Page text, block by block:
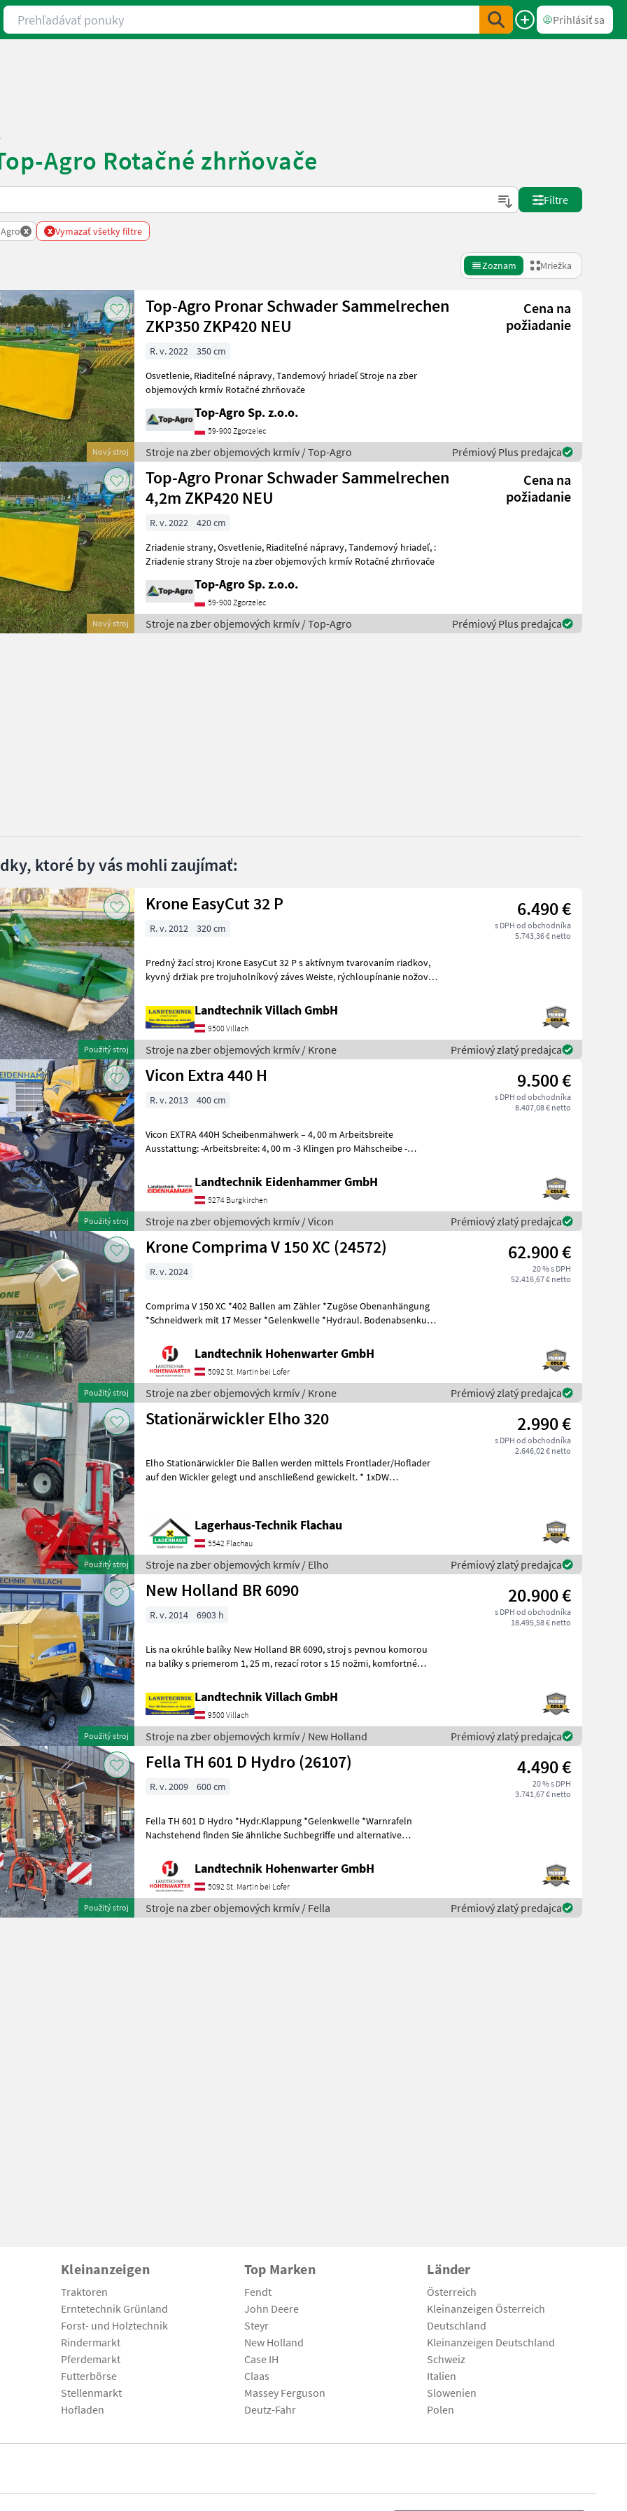
Prehľadávať ponuky
Prihlásiť sa
Agro Rotačné zhrňovače
Filtre
x x Vymazať všetky filtre
Zoznam Mriežka
Nový stroj
Top-Agro Pronar Schwader Sammelrechen
ZKP350 ZKP420 NEU
Cena na
požiadanie
R. v. 2022
350 cm
Osvetlenie, Riaditeľné nápravy, Tandemový hriadeľ Stroje na zber
objemových krmív Rotačné zhrňovače
Top-Agro Sp. z.o.o.
59-900 Zgorzelec
Stroje na zber objemových krmív / Top-Agro Prémiový Plus predajca
Nový stroj
Top-Agro Pronar Schwader Sammelrechen
4,2m ZKP420 NEU
Cena na
požiadanie
R. v. 2022
420 cm
Zriadenie strany, Osvetlenie, Riaditeľné nápravy, Tandemový hriadeľ, :
Zriadenie strany Stroje na zber objemových krmív Rotačné zhrňovače
Top-Agro Sp. z.o.o.
59-900 Zgorzelec
Stroje na zber objemových krmív / Top-Agro Prémiový Plus predajca
ktoré by vás mohli zaujímať:
Použitý stroj
Krone EasyCut 32 P 6.490 €
s DPH od obchodníka
5.743,36 € netto
R. v. 2012 320 cm
Predný žací stroj Krone EasyCut 32 P s aktívnym tvarovaním riadkov,
kyvný držiak pre trojuholníkový záves Weiste, rýchloupínanie nožov, s
Landtechnik Villach GmbH
9500 Villach
Stroje na zber objemových krmív / Krone Prémiový zlatý predajca
Použitý stroj
Vicon Extra 440 H 9.500 €
s DPH od obchodníka
8.407,08 € netto
R. v. 2013 400 cm
Vicon EXTRA 440H Scheibenmähwerk – 4, 00 m Arbeitsbreite
Ausstattung: -Arbeitsbreite: 4, 00 m -3 Klingen pro Mähscheibe -
Landtechnik Eidenhammer GmbH
5274 Burgkirchen
Stroje na zber objemových krmív / Vicon Prémiový zlatý predajca
Použitý stroj
Krone Comprima V 150 XC (24572) 62.900 €
20 % s DPH
52.416,67 € netto
R. v. 2024
Comprima V 150 XC *402 Ballen am Zähler *Zugöse Obenanhängung
*Schneidwerk mit 17 Messer *Gelenkwelle *Hydraul. Bodenabsenkung
Landtechnik Hohenwarter GmbH
5092 St. Martin bei Lofer
Stroje na zber objemových krmív / Krone Prémiový zlatý predajca
Použitý stroj
Stationärwickler Elho 320 2.990 €
s DPH od obchodníka
2.646,02 € netto
Elho Stationärwickler Die Ballen werden mittels Frontlader/Hoflader
auf den Wickler gelegt und anschließend gewickelt. * 1xDW
Lagerhaus-Technik Flachau
5542 Flachau
Stroje na zber objemových krmív / Elho Prémiový zlatý predajca
Použitý stroj
New Holland BR 6090 20.900 €
s DPH od obchodníka
18.495,58 € netto
R. v. 2014 6903 h
Lis na okrúhle balíky New Holland BR 6090, stroj s pevnou komorou
na balíky s priemerom 1, 25 m, rezací rotor s 15 nožmi, komfortné
Landtechnik Villach GmbH
9500 Villach
Stroje na zber objemových krmív / New Holland Prémiový zlatý predajca
Použitý stroj
Fella TH 601 D Hydro (26107) 4.490 €
20 % s DPH
3.741,67 € netto
R. v. 2009 600 cm
Fella TH 601 D Hydro *Hydr.Klappung *Gelenkwelle *Warnrafeln
Nachstehend finden Sie ähnliche Suchbegriffe und alternative
Landtechnik Hohenwarter GmbH
5092 St. Martin bei Lofer
Stroje na zber objemových krmív / Fella Prémiový zlatý predajca
Kleinanzeigen
Traktoren
Erntetechnik Grünland
Forst- und Holztechnik
Rindermarkt
Pferdemarkt
Futterbörse
Stellenmarkt
Hofladen
Top Marken
Fendt
John Deere
Steyr
New Holland
Case IH
Claas
Massey Ferguson
Deutz-Fahr
Länder
Österreich
Kleinanzeigen Österreich
Deutschland
Kleinanzeigen Deutschland
Schweiz
Italien
Slowenien
Polen